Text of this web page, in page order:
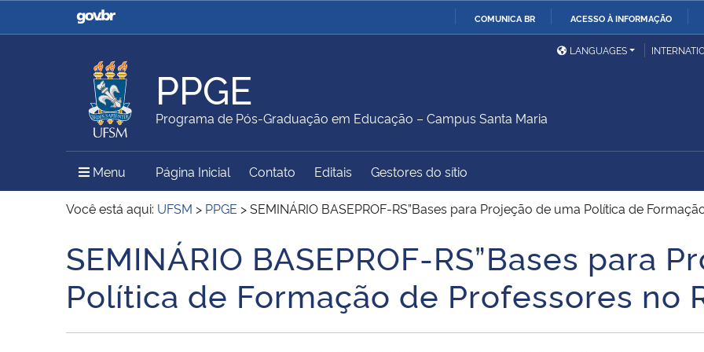
COMUNICA BR ACESSO À INFORMAÇÃO
Casa Civil
Ministério da Justiça e
Ministério da Defesa
Ministério das Relações
Exteriores
Ministério da Agricultura,
Pecuária e Abastecimento
Ministério da Educação
Ministério do Meio Ambiente Ministério do Turismo
Ministério do
Desenvolvimento Regional
União
Secretaria de Governo
Gabinete de Segurança
Institucional
Advocacia-Geral da União Banco Central do Brasil
LANGUAGES
PPGE
Programa de Pós-Graduação em Educação – Campus Santa Maria
Menu Menu Principal do Sítio
Página Inicial Contato Editais Gestores do sítio
Você está aqui: UFSM > PPGE >SEMINÁRIO BASEPROF-RS”Bases para Projeção de uma Política de
Início do conteúdo
SEMINÁRIO BASEPROF-RS”Bases para
Política de Formação de Professores no